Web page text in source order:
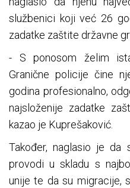
službenici koji već 26
zadatke zaštite državne
- S ponosom želim
Granične policije čine
godina profesionalno,
najsloženije zadatke
kazao je Kuprešaković.
Također, naglasio je da
provodi u skladu s
unije te da su migracije,